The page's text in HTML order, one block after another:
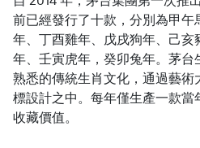
前已經發行了十款，分別為甲午
年、丁酉雞年、戊戌狗年、己
年、壬寅虎年，癸卯兔年。茅台
熟悉的傳統生肖文化，通過藝
標設計之中。每年僅生產一款
收藏價值。